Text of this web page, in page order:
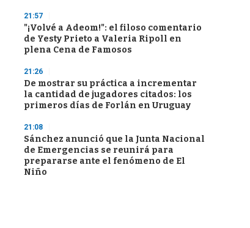
21:57
"¡Volvé a Adeom!": el filoso comentario
de Yesty Prieto a Valeria Ripoll en
plena Cena de Famosos
21:26
De mostrar su práctica a incrementar
la cantidad de jugadores citados: los
primeros días de Forlán en Uruguay
21:08
Sánchez anunció que la Junta Nacional
de Emergencias se reunirá para
prepararse ante el fenómeno de El
Niño